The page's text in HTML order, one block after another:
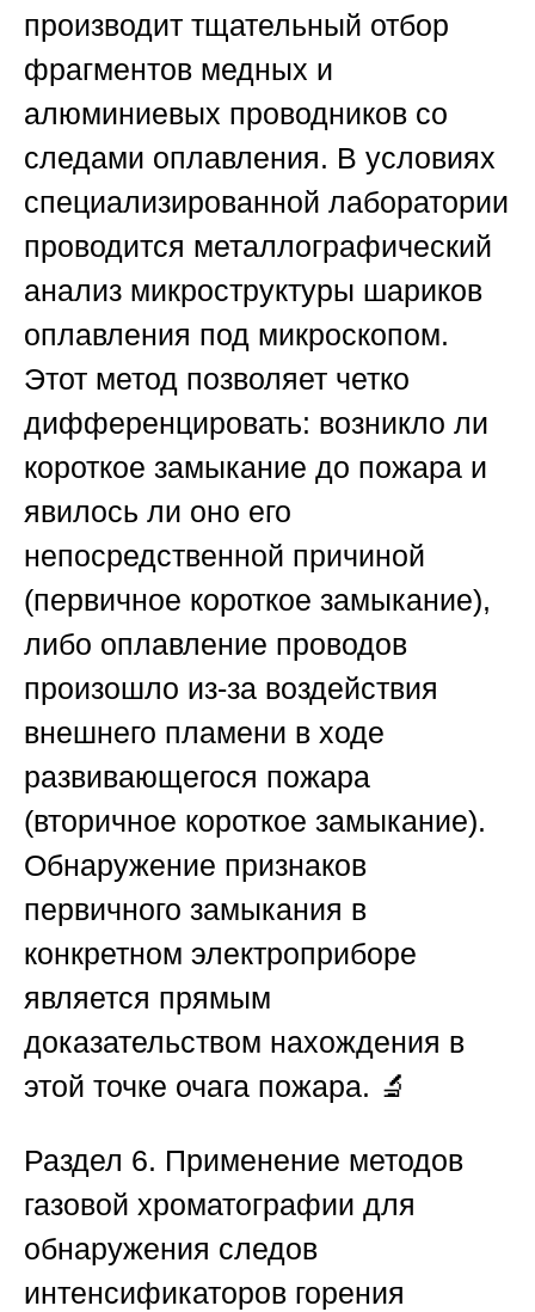
производит тщательный отбор
фрагментов медных и
алюминиевых проводников со
следами оплавления. В условиях
специализированной лаборатории
проводится металлографический
анализ микроструктуры шариков
оплавления под микроскопом.
Этот метод позволяет четко
дифференцировать: возникло ли
короткое замыкание до пожара и
явилось ли оно его
непосредственной причиной
(первичное короткое замыкание),
либо оплавление проводов
произошло из-за воздействия
внешнего пламени в ходе
развивающегося пожара
(вторичное короткое замыкание).
Обнаружение признаков
первичного замыкания в
конкретном электроприборе
является прямым
доказательством нахождения в
этой точке очага пожара. 🔬
Раздел 6. Применение методов
газовой хроматографии для
обнаружения следов
интенсификаторов горения